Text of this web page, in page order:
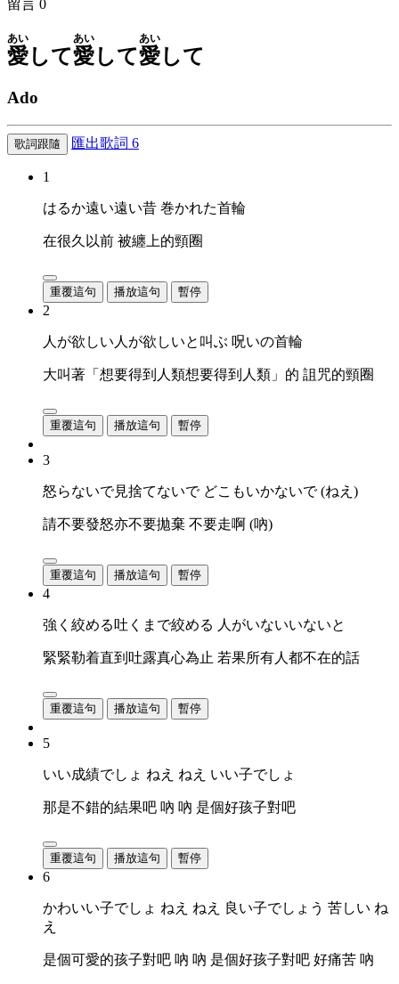
留言 0
愛
あい
して愛
あい
して愛
あい
して
Ado
歌詞跟隨 匯出歌詞 6
1
はるか遠い遠い昔 巻かれた首輪
在很久以前 被纏上的頸圈
重覆這句 播放這句 暫停
2
人が欲しい人が欲しいと叫ぶ 呪いの首輪
大叫著「想要得到人類想要得到人類」的 詛咒的頸圈
重覆這句 播放這句 暫停
3
怒らないで見捨てないで どこもいかないで (ねえ)
請不要發怒亦不要拋棄 不要走啊 (吶)
重覆這句 播放這句 暫停
4
強く絞める吐くまで絞める 人がいないいないと
緊緊勒着直到吐露真心為止 若果所有人都不在的話
重覆這句 播放這句 暫停
5
いい成績でしょ ねえ ねえ いい子でしょ
那是不錯的結果吧 吶 吶 是個好孩子對吧
重覆這句 播放這句 暫停
6
かわいい子でしょ ねえ ねえ 良い子でしょう 苦しい ね
え
是個可愛的孩子對吧 吶 吶 是個好孩子對吧 好痛苦 吶